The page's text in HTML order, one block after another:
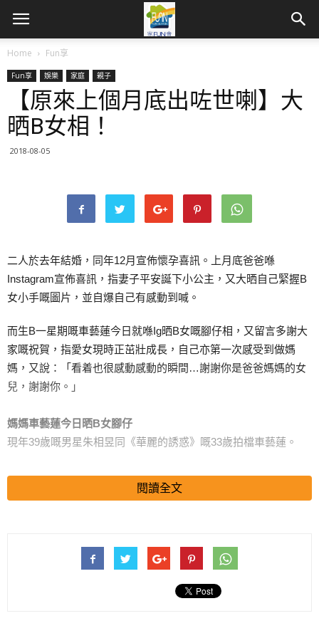
Home Fun享
Fun享 娛樂 家庭 親子
【原來上個月底出咗世喇】大
晒B女相！
2018-08-05
二人於去年結婚，同年12月宣佈懷孕喜訊。上月底爸爸喺
Instagram宣佈喜訊，指妻子平安誕下小公主，又大晒自己緊握B
女小手嘅圖片，並自爆自己有感動到喊。
而生B一星期嘅車藝蓮今日就喺Ig晒B女嘅腳仔相，又留言多謝大
家嘅祝賀，指愛女現時正茁壯成長，自己亦第一次感受到做媽
媽，又說：「看着也很感動感動的瞬間…謝謝你是爸爸媽媽的女
兒，謝謝你。」
媽媽車藝蓮今日晒B女腳仔
現年39歲嘅男星朱相昱同《華麗的誘惑》嘅33歲拍檔車藝蓮。
閱讀全文